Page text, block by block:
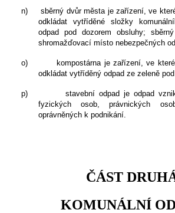
n)
sběrný dvůr města je zařízení, ve
odkládat vytříděné složky
odpad pod dozorem obsluhy;
shromažďovací místo nebezpečných
o)
kompostárna je zařízení, ve
odkládat vytříděný odpad ze zeleně
p)
stavební odpad je odpad
fyzických osob, právnických
oprávněných k podnikání.
ČÁST
KOMUNÁLNÍ